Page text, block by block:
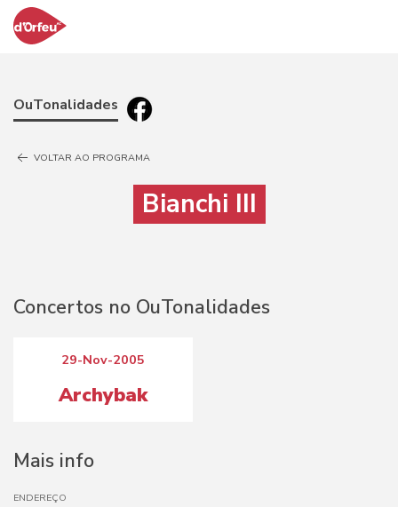
OuTonalidades
VOLTAR AO PROGRAMA
Bianchi III
Concertos no OuTonalidades
29-Nov-2005
Archybak
Mais info
ENDEREÇO